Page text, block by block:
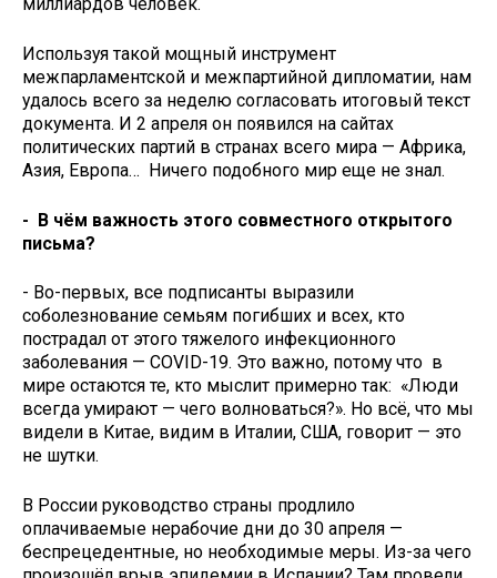
Используя такой мощный инструмент
межпарламентской и межпартийной дипломатии, нам
удалось всего за неделю согласовать итоговый текст
документа. И 2 апреля он появился на сайтах
политических партий в странах всего мира — Африка,
Азия, Европа… Ничего подобного мир еще не знал.
- В чём важность этого совместного открытого
письма?
- Во-первых, все подписанты выразили
соболезнование семьям погибших и всех, кто
пострадал от этого тяжелого инфекционного
заболевания — COVID-19. Это важно, потому что в
мире остаются те, кто мыслит примерно так: «Люди
всегда умирают — чего волноваться?». Но всё, что мы
видели в Китае, видим в Италии, США, говорит — это
не шутки.
В России руководство страны продлило
оплачиваемые нерабочие дни до 30 апреля —
беспрецедентные, но необходимые меры. Из-за чего